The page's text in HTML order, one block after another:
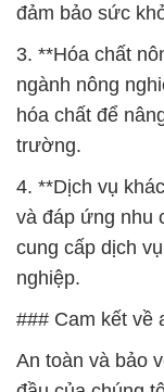
trường.
4. **Dịch vụ
và đáp ứng nhu
cung cấp dịch
nghiệp.
### Cam kết về
An toàn và bảo
đầu của chúng
chuẩn an toàn
thiểu tác động
tôi cam kết
thiện với môi